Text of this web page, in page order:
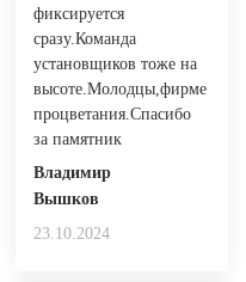
фиксируется
сразу.Команда
установщиков тоже на
высоте.Молодцы,фирме
процветания.Спасибо
за памятник
Владимир
Вышков
23.10.2024